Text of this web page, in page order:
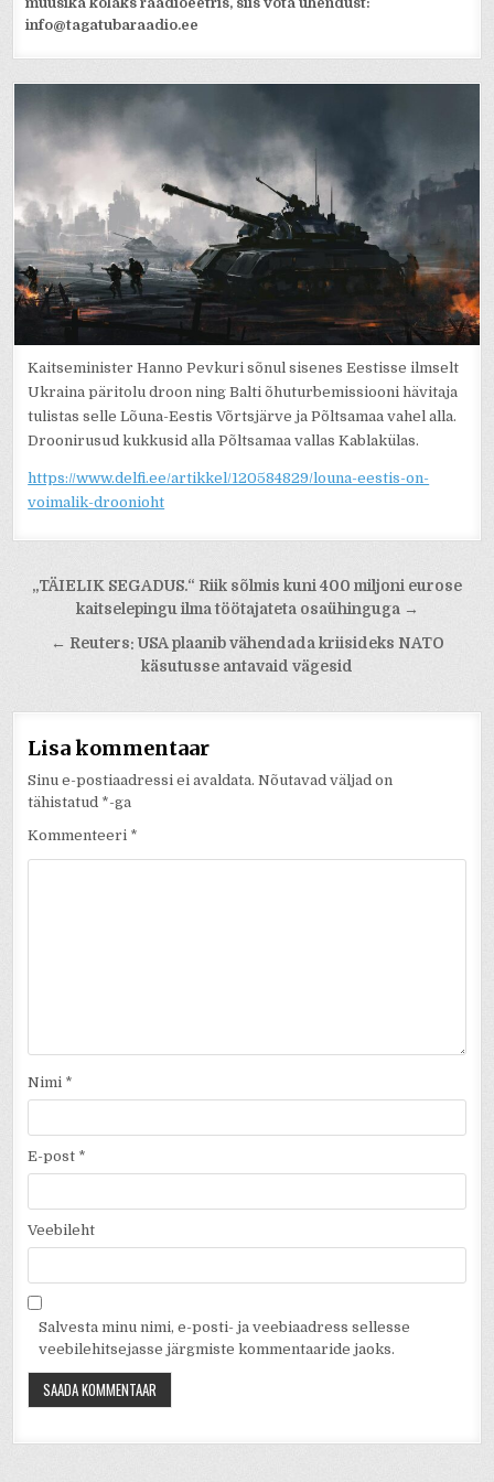
info@tagatubaraadio.ee
Kaitseminister Hanno Pevkuri sõnul sisenes Eestisse ilmselt
Ukraina päritolu droon ning Balti õhuturbemissiooni hävitaja
tulistas selle Lõuna-Eestis Võrtsjärve ja Põltsamaa vahel alla.
Droonirusud kukkusid alla Põltsamaa vallas Kablakülas.
https://www.delfi.ee/artikkel/120584829/louna-eestis-on-
voimalik-droonioht
Navigeerimine
„TÄIELIK SEGADUS.“ Riik sõlmis kuni 400 miljoni eurose
kaitselepingu ilma töötajateta osaühinguga →
← Reuters: USA plaanib vähendada kriisideks NATO
käsutusse antavaid vägesid
Lisa kommentaar
Sinu e-postiaadressi ei avaldata. Nõutavad väljad on
tähistatud *-ga
Kommenteeri *
Nimi *
E-post *
Veebileht
Salvesta minu nimi, e-posti- ja veebiaadress sellesse
veebilehitsejasse järgmiste kommentaaride jaoks.